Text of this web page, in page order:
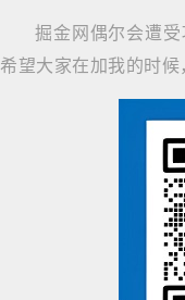
掘金网偶尔会遭
希望大家在加我的时候